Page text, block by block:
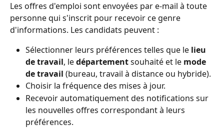
Les offres d'emploi sont envoyées par e-mail à toute
personne qui s'inscrit pour recevoir ce genre
d'informations. Les candidats peuvent :
Sélectionner leurs préférences telles que le lieu
de travail, le département souhaité et le mode
de travail (bureau, travail à distance ou hybride).
Choisir la fréquence des mises à jour.
Recevoir automatiquement des notifications sur
les nouvelles offres correspondant à leurs
préférences.